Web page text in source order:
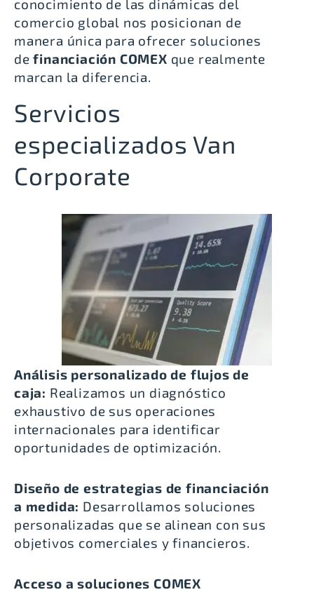
conocimiento de las dinámicas del
comercio global nos posicionan de
manera única para ofrecer soluciones
de financiación COMEX que realmente
marcan la diferencia.
Servicios
especializados Van
Corporate
Análisis personalizado de flujos de
caja: Realizamos un diagnóstico
exhaustivo de sus operaciones
internacionales para identificar
oportunidades de optimización.
Diseño de estrategias de financiación
a medida: Desarrollamos soluciones
personalizadas que se alinean con sus
objetivos comerciales y financieros.
Acceso a soluciones COMEX